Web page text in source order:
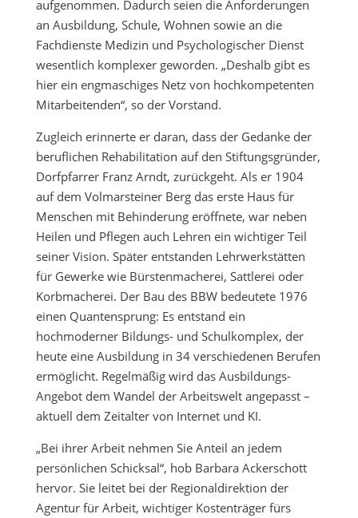
aufgenommen. Dadurch seien die Anforderungen
an Ausbildung, Schule, Wohnen sowie an die
Fachdienste Medizin und Psychologischer Dienst
wesentlich komplexer geworden. „Deshalb gibt es
hier ein engmaschiges Netz von hochkompetenten
Mitarbeitenden“, so der Vorstand.
Zugleich erinnerte er daran, dass der Gedanke der
beruflichen Rehabilitation auf den Stiftungsgründer,
Dorfpfarrer Franz Arndt, zurückgeht. Als er 1904
auf dem Volmarsteiner Berg das erste Haus für
Menschen mit Behinderung eröffnete, war neben
Heilen und Pflegen auch Lehren ein wichtiger Teil
seiner Vision. Später entstanden Lehrwerkstätten
für Gewerke wie Bürstenmacherei, Sattlerei oder
Korbmacherei. Der Bau des BBW bedeutete 1976
einen Quantensprung: Es entstand ein
hochmoderner Bildungs- und Schulkomplex, der
heute eine Ausbildung in 34 verschiedenen Berufen
ermöglicht. Regelmäßig wird das Ausbildungs-
Angebot dem Wandel der Arbeitswelt angepasst –
aktuell dem Zeitalter von Internet und KI.
„Bei ihrer Arbeit nehmen Sie Anteil an jedem
persönlichen Schicksal“, hob Barbara Ackerschott
hervor. Sie leitet bei der Regionaldirektion der
Agentur für Arbeit, wichtiger Kostenträger fürs